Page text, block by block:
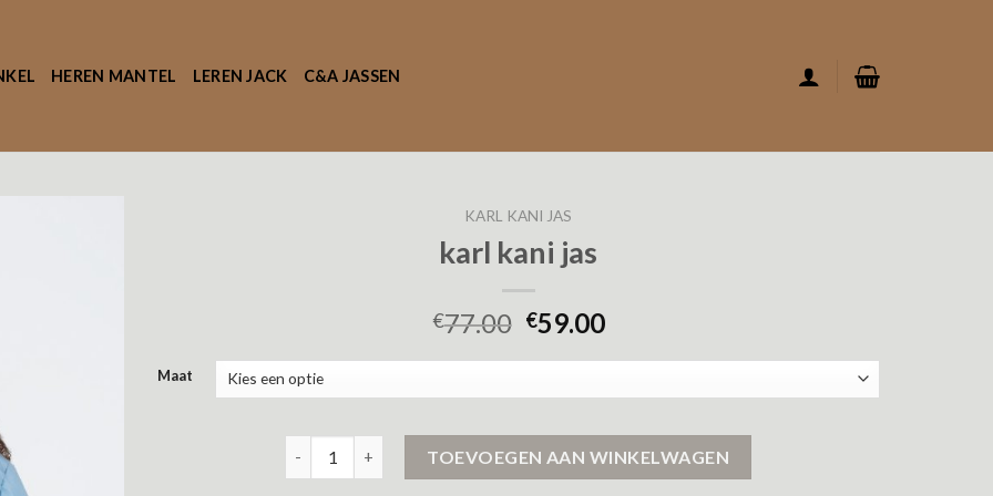
HEREN MANTEL LEREN JACK C&A JASSEN
KARL KANI JAS
karl kani jas
€77.00 €59.00
Maat
TOEVOEGEN AAN WINKELWAGEN